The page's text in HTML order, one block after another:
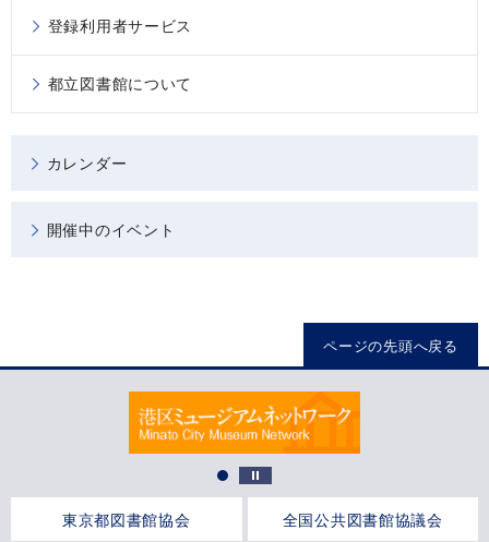
登録利用者サービス
都立図書館について
カレンダー
開催中のイベント
ページの先頭へ戻る
東京都図書館協会 全国公共図書館協議会